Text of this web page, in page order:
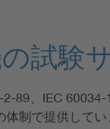
試験
89、IEC
制で提供してい